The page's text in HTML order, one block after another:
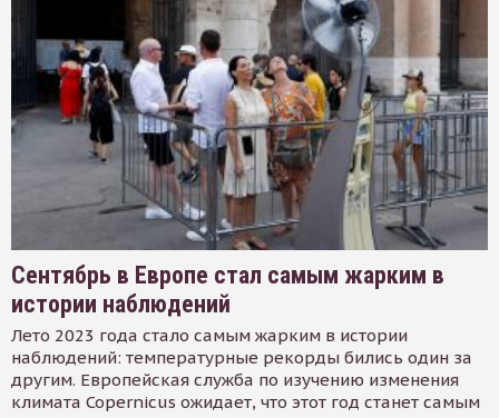
Сентябрь в Европе стал самым жарким в
истории наблюдений
Лето 2023 года стало самым жарким в истории
наблюдений: температурные рекорды бились один за
другим. Европейская служба по изучению изменения
климата Copernicus ожидает, что этот год станет самым